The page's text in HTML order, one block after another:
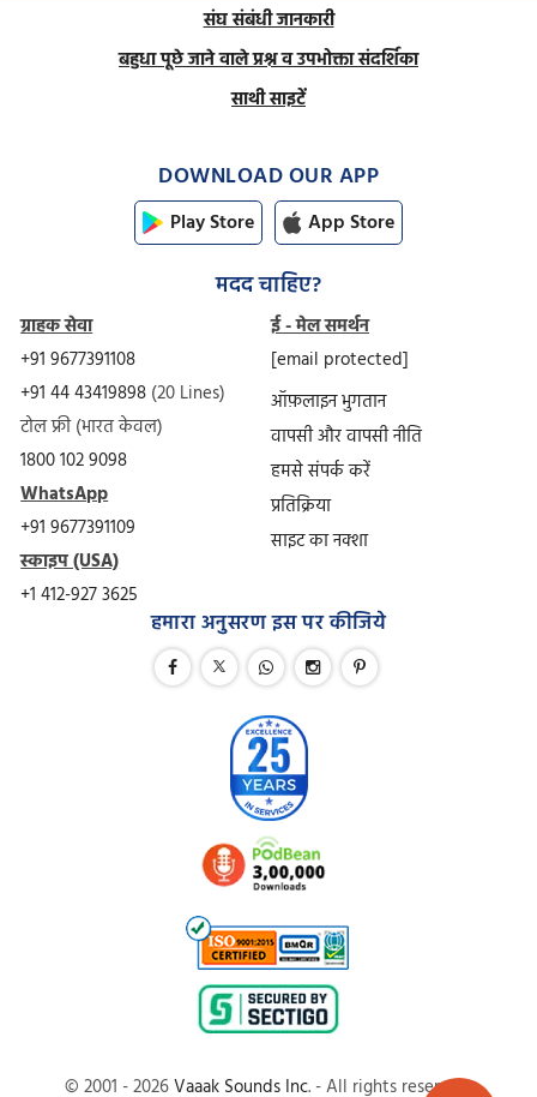
संघ संबंधी जानकारी
बहुधा पूछे जाने वाले प्रश्न व उपभोक्ता संदर्शिका
साथी साइटें
DOWNLOAD OUR APP
Play Store App Store
मदद चाहिए?
ग्राहक सेवा
+91 9677391108
+91 44 43419898 (20 Lines)
टोल फ्री (भारत केवल)
1800 102 9098
WhatsApp
+91 9677391109
स्काइप (USA)
+1 412-927 3625
ई - मेल समर्थन
[email protected]
ऑफ़लाइन भुगतान
वापसी और वापसी नीति
हमसे संपर्क करें
प्रतिक्रिया
साइट का नक्शा
हमारा अनुसरण इस पर कीजिये
© 2001 - 2026Vaaak Sounds Inc. - All rights reserved.